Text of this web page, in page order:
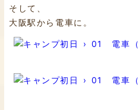
そして、
大阪駅から電車に。